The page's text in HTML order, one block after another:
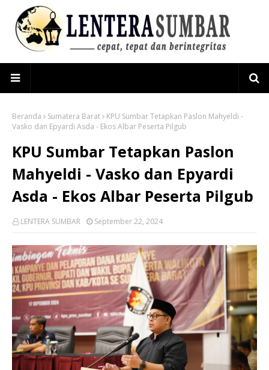
Beranda Sumatera Barat
KPU Sumbar Tetapkan Paslon Mahyeldi -
Vasko dan Epyardi Asda - Ekos Albar Peserta Pilgub
KPU Sumbar Tetapkan Paslon
Mahyeldi - Vasko dan Epyardi
Asda - Ekos Albar Peserta Pilgub
LENTERA SUMBAR September 22, 2024